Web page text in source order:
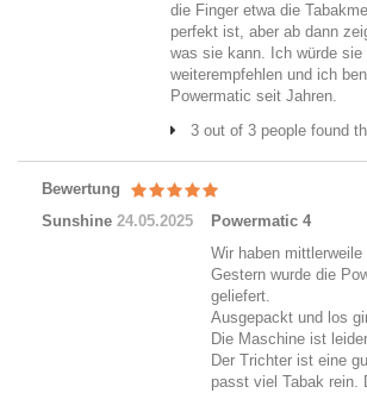
die Finger etwa die
perfekt ist, aber ab dann
was sie kann. Ich würde sie
weiterempfehlen und ich
Powermatic seit Jahren.
3 out of 3 people found
Bewertung
Sunshine 24.05.2025
Powermatic 4
Wir haben
Gestern wurde die
geliefert.
Ausgepackt und los
Die Maschine ist
Der Trichter ist eine
passt viel Tabak rein.